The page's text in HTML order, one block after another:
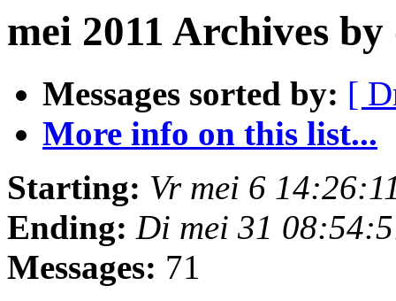
mei 2011 Archives
Messages sorted by: [
More info on this list...
Starting: Vr mei 6
Ending: Di mei 31
Messages: 71